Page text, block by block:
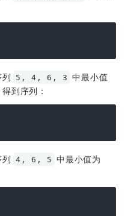
5, 4, 6, 3 中最小值
到序列：
4, 6, 5 中最小值为